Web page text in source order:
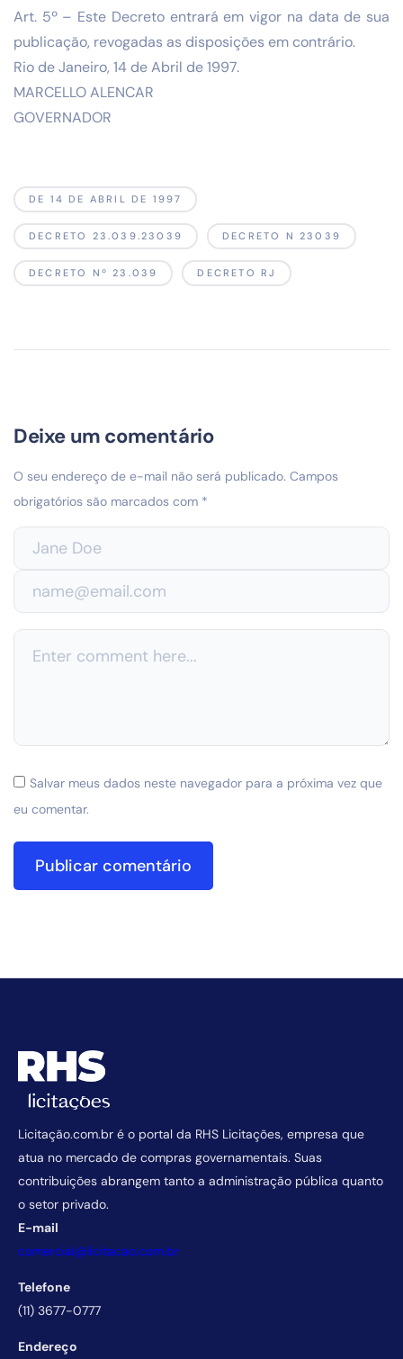
Art. 5º – Este Decreto entrará em vigor na data de sua
publicação, revogadas as disposições em contrário.
Rio de Janeiro, 14 de Abril de 1997.
MARCELLO ALENCAR
GOVERNADOR
DE 14 DE ABRIL DE 1997
DECRETO 23.039.23039 DECRETO N 23039
DECRETO Nº 23.039 DECRETO RJ
Deixe um comentário
O seu endereço de e-mail não será publicado. Campos
obrigatórios são marcados com *
Salvar meus dados neste navegador para a próxima vez que
eu comentar.
Licitação.com.br é o portal da RHS Licitações, empresa que
atua no mercado de compras governamentais. Suas
contribuições abrangem tanto a administração pública quanto
o setor privado.
E-mail
comercial@licitacao.com.br
Telefone
(11) 3677-0777
Endereço